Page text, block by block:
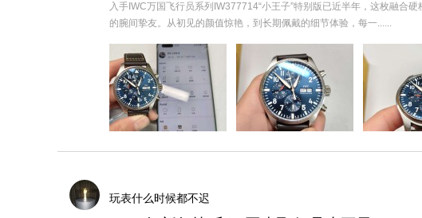
入手IWC万国飞行员系列IW377714“小王子”特别版已近半年，这枚融合
的腕间挚友。从初见的颜值惊艳，到长期佩戴的细节体验，每一......
玩表什么时候都不迟